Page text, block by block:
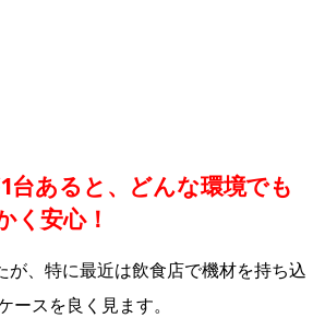
台あると、どんな環境でも
く安心！
が、特に最近は飲食店で機材を持ち込
ースを良く見ます。